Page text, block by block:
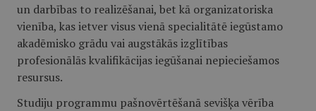
un darbības to realizēšanai, bet kā organizatoriska
vienība, kas ietver visus vienā specialitātē iegūstamo
akadēmisko grādu vai augstākās izglītības
profesionālās kvalifikācijas iegūšanai nepieciešamos
resursus.
Studiju programmu pašnovērtēšanā sevišķa vērība